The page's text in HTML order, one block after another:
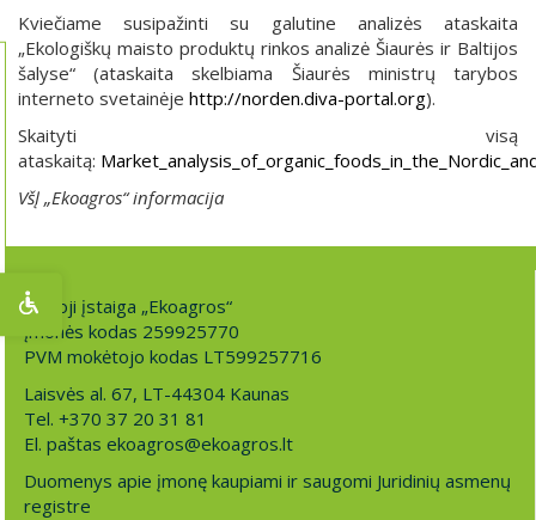
Kviečiame susipažinti su galutine analizės ataskaita
„Ekologiškų maisto produktų rinkos analizė Šiaurės ir Baltijos
šalyse“ (ataskaita skelbiama Šiaurės ministrų tarybos
interneto svetainėje http://norden.diva-portal.org).
Skaityti visą
ataskaitą:
VšĮ „Ekoagros“ informacija
Viešoji įstaiga „Ekoagros“
Įmonės kodas 259925770
PVM mokėtojo kodas LT599257716
Laisvės al. 67, LT-44304 Kaunas
Tel. +370 37 20 31 81
El. paštas ekoagros@ekoagros.lt
Duomenys apie įmonę kaupiami ir saugomi Juridinių asmenų
registre